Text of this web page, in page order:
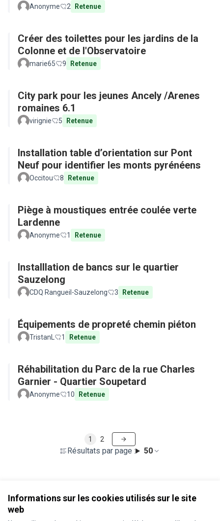
Informations sur les cookies utilisés sur le site
web
Anonyme 2 Retenue
Créer des toilettes pour les jardins de la
Colonne et de l'Observatoire
marie65 9 Retenue
City park pour les jeunes Ancely /Arenes
romaines 6.1
virignie 5 Retenue
Installation table d’orientation sur Pont
Neuf pour identifier les monts pyrénéens
Occitou 8 Retenue
Piège à moustiques entrée coulée verte
Lardenne
Anonyme 1 Retenue
Installlation de bancs sur le quartier
Sauzelong
CDQ Rangueil-Sauzelong 3 Retenue
Équipements de propreté chemin piéton
TristanL 1 Retenue
Réhabilitation du Parc de la rue Charles
Garnier - Quartier Soupetard
Anonyme 10 Retenue
Résultats par page : 50
1 2